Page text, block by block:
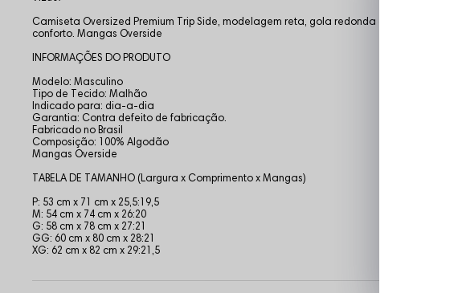
Camiseta Oversized Premium Trip Side, modelagem reta, gola redonda careca,
conforto. Mangas Overside
INFORMAÇÕES DO PRODUTO
Modelo: Masculino
Tipo de Tecido: Malhão
Indicado para: dia-a-dia
Garantia: Contra defeito de fabricação.
Fabricado no Brasil
Composição: 100% Algodão
Mangas Overside
TABELA DE TAMANHO (Largura x Comprimento x Mangas)
P: 53 cm x 71 cm x 25,5:19,5
M: 54 cm x 74 cm x 26:20
G: 58 cm x 78 cm x 27:21
GG: 60 cm x 80 cm x 28:21
XG: 62 cm x 82 cm x 29:21,5